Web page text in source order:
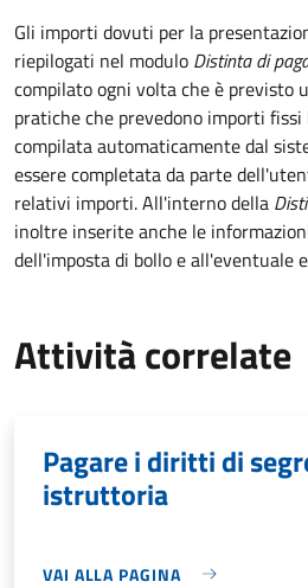
Gli importi dovuti per la
riepilogati nel modulo Distinta di
compilato ogni volta che è previsto
pratiche che prevedono importi fissi
compilata automaticamente dal
essere completata da parte
relativi importi.All'interno della
inoltre inserite anche le
dell'imposta di bollo e all'eventuale
Attività correlate
Pagare i diritti di
istruttoria
VAI ALLA PAGINA